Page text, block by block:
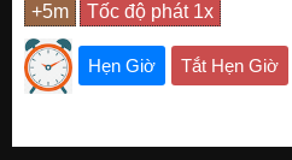
Hát đi sông ơi
Ngày xưa hoa tím
Tôi và mèo con
Hẹn Giờ Tắt Hẹn Giờ